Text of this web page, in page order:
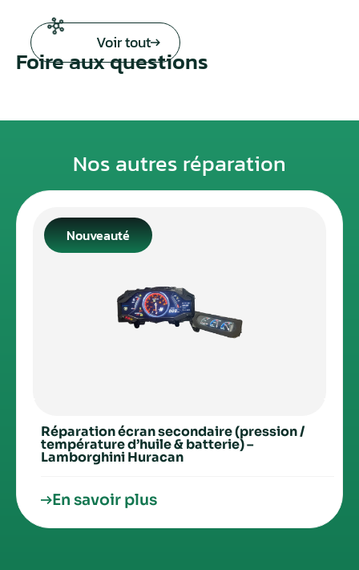
Voir tout
Foire aux questions
Nos autres réparation
Nouveauté
Réparation écran secondaire (pression /
température d’huile & batterie) –
Lamborghini Huracan
En savoir plus